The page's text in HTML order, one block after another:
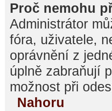
Proč nemohu
Administrátor
fóra, uživatele,
oprávnění z
úplně zabraňují
možnost při
Nahoru